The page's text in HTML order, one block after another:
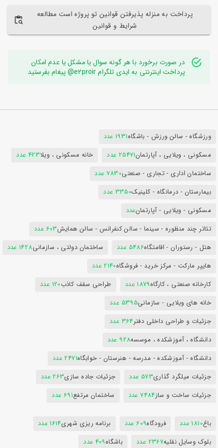
پرداخت به منزله پذیرفتن قوانین تو پروژه است مطالعه
شرایط و قوانین
در صورت برخورد با هر گونه سوال یا مشکل یا عدم امکان
پرداخت اینترنتی به ایدی تلگرام e2proir@ پیغام بفرستید
ورزشگاه - سالن ورزش - باشگاه1931 عدد
مسکونی ، ویلایی ، آپارتمان25471 عدد خانه مسکونی ، ویلا423 عدد
ساختمان اداری - تجاری - صنعتی7830 عدد
بیمارستان - درمانگاه - کلینیک3350 عدد
مسکونی - ویلایی - آپارتمانعدد
تئاتر چند منظوره - سینما - سالن کنفرانس - سالن همایش603 عدد
هتل - رستوران - اقامتگاه5486 عدد ساختمان دولتی ، سازمانی1428 عدد
هایپر مارکت - مرکز خرید - فروشگاه2140 عدد
کارخانه صنعتی ، کارگاه1879 عدد طراحی سقف کاذب120 عدد
خانه های ویلایی - سازمانی5395 عدد
جزئیات و طراحی داخلی دفتر364 عدد
دانشگاه ، آموزشکده ، موسسه928 عدد
دانشگاه - آموزشکده - مدرسه - هنرستان - خوابگاه2471 عدد
جزئیات میلگرد گذاری573 عدد جزئیات جاده سازی263 عدد
جزئیات ساخت و ساز7484 عدد ساختمان مرتفع691 عدد
باغ1810 عدد فرودگاه609 عدد برنامه ریزی شهری1614 عدد
بلوک وسایل نقلیه2367 عدد باشگاه409 عدد